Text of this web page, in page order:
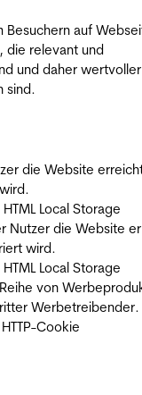
auf
die relevant und
und daher
sind.
die Website
HTML Local Storage
Nutzer die Website
wird.
HTML Local Storage
von
Werbetreibender.
Cookie